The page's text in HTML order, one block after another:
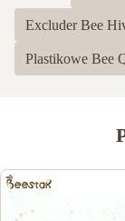
5
Shawn
Very happy with
Excluder Bee
Plastikowe Bee